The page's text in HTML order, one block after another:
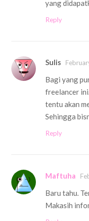
yang
Reply
Sulis
Bagi yang
freelancer
tentu akan
Sehingga
Reply
Maftuha
Baru tahu.
Makasih